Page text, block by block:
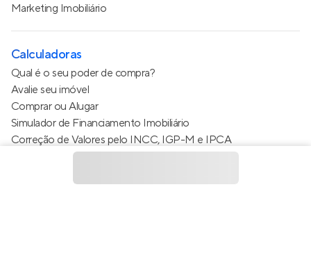
Marketing Imobiliário
Calculadoras
Qual é o seu poder de compra?
Avalie seu imóvel
Comprar ou Alugar
Simulador de Financiamento Imobiliário
Correção de Valores pelo INCC, IGP-M e IPCA
Estimativa de valor do condomínio